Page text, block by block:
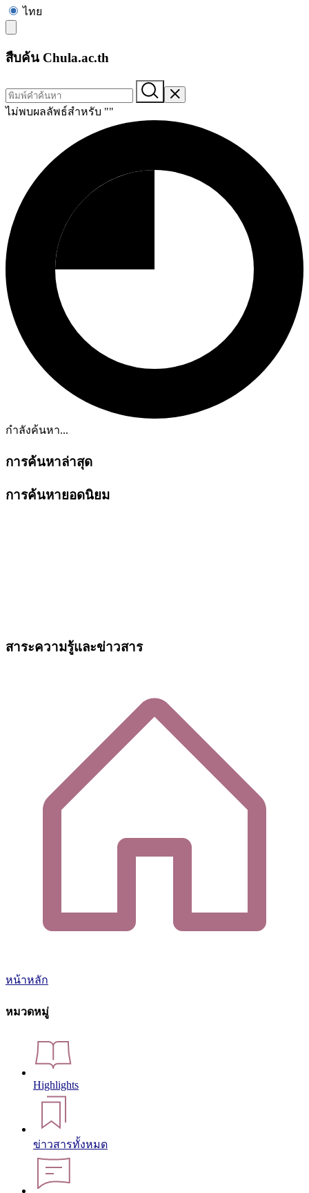
ไทย
สืบค้น Chula.ac.th
ไม่พบผลลัพธ์สำหรับ ""
กำลังค้นหา...
การค้นหาล่าสุด
การค้นหายอดนิยม
สาระความรู้และข่าวสาร
หน้าหลัก
หมวดหมู่
Highlights
ข่าวสารทั้งหมด